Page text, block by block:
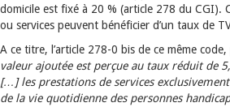
domicile est fixé à 20 % (article 278 du CGI).
ou services peuvent bénéficier d’un taux de
A ce titre, l’article 278-0 bis de ce même
valeur ajoutée est perçue au taux réduit de
[…] les prestations de services exclusivement
de la vie quotidienne des personnes